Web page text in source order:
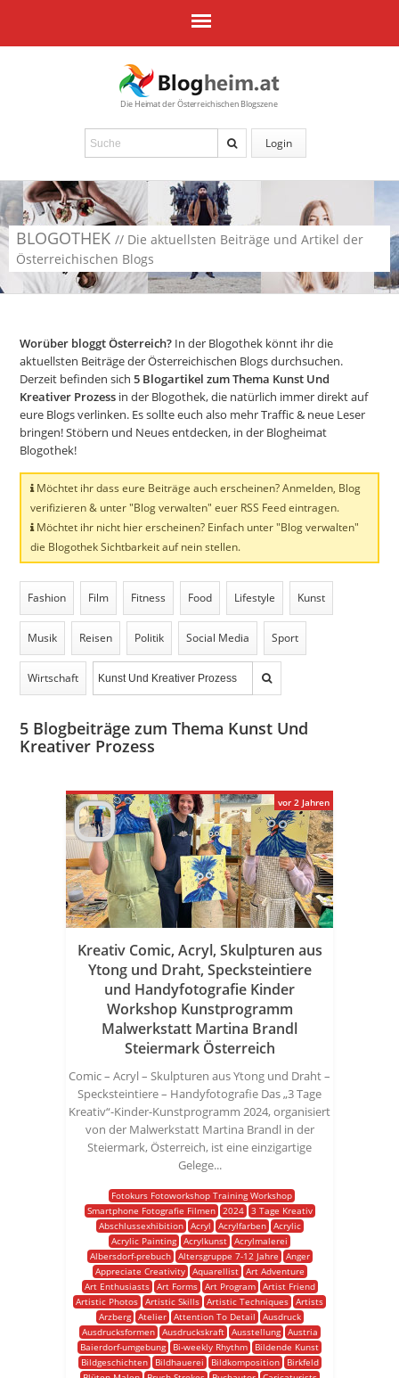
Die Heimat der Österreichischen Blogszene
Login
BLOGOTHEK // Die aktuellsten Beiträge und Artikel der
Österreichischen Blogs
Worüber bloggt Österreich? In der Blogothek könnt ihr die
aktuellsten Beiträge der Österreichischen Blogs durchsuchen.
Derzeit befinden sich5 Blogartikel zum Thema Kunst Und
Kreativer Prozess in der Blogothek, die natürlich immer direkt auf
eure Blogs verlinken. Es sollte euch also mehr Traffic & neue Leser
bringen! Stöbern und Neues entdecken, in der Blogheimat
Blogothek!
Möchtet ihr dass eure Beiträge auch erscheinen? Anmelden, Blog
verifizieren & unter "Blog verwalten" euer RSS Feed eintragen.
Möchtet ihr nicht hier erscheinen? Einfach unter "Blog verwalten"
die Blogothek Sichtbarkeit auf nein stellen.
Fashion Film Fitness Food Lifestyle Kunst
Musik Reisen Politik Social Media Sport
Wirtschaft
5 Blogbeiträge zum Thema Kunst Und
Kreativer Prozess
Kreativ Comic, Acryl, Skulpturen aus
Ytong und Draht, Specksteintiere
und Handyfotografie Kinder
Workshop Kunstprogramm
Malwerkstatt Martina Brandl
Steiermark Österreich
Comic – Acryl – Skulpturen aus Ytong und Draht –
Specksteintiere – Handyfotografie Das „3 Tage
Kreativ“-Kinder-Kunstprogramm 2024, organisiert
von der Malwerkstatt Martina Brandl in der
Steiermark, Österreich, ist eine einzigartige
Gelege...
Fotokurs Fotoworkshop Training Workshop
Smartphone Fotografie Filmen
2024
3 Tage Kreativ
Abschlussexhibition
Acryl Acrylfarben
Acrylic
Acrylic Painting Acrylkunst Acrylmalerei
Albersdorf-prebuch
Altersgruppe 7-12 Jahre
Anger
Appreciate Creativity
Aquarellist
Art Adventure
Art Enthusiasts
Art Forms Art Program
Artist Friend
Artistic Photos Artistic Skills Artistic Techniques Artists
Arzberg
Atelier Attention To Detail
Ausdruck
Ausdrucksformen
Ausdruckskraft Ausstellung
Austria
Baierdorf-umgebung
Bi-weekly Rhythm
Bildende Kunst
Bildgeschichten
Bildhauerei Bildkomposition
Birkfeld
vor 2 Jahren